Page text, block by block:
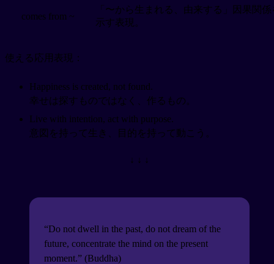
comes from ~
「〜から生まれる、由来する」因果関係
示す表現。
使える応用表現：
Happiness is created, not found.
幸せは探すものではなく、作るもの。
Live with intention, act with purpose.
意図を持って生き、目的を持って動こう。
↓ ↓ ↓
“Do not dwell in the past, do not dream of the
future, concentrate the mind on the present
moment.” (Buddha)